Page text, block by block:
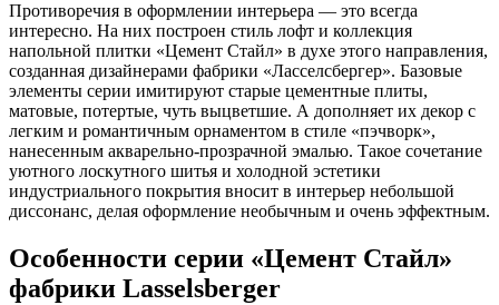
Противоречия в оформлении интерьера — это всегда
интересно. На них построен стиль лофт и коллекция
напольной плитки «Цемент Стайл» в духе этого направления,
созданная дизайнерами фабрики «Ласселсбергер». Базовые
элементы серии имитируют старые цементные плиты,
матовые, потертые, чуть выцветшие. А дополняет их декор с
легким и романтичным орнаментом в стиле «пэчворк»,
нанесенным акварельно-прозрачной эмалью. Такое сочетание
уютного лоскутного шитья и холодной эстетики
индустриального покрытия вносит в интерьер небольшой
диссонанс, делая оформление необычным и очень эффектным.
Особенности серии «Цемент Стайл»
фабрики Lasselsberger